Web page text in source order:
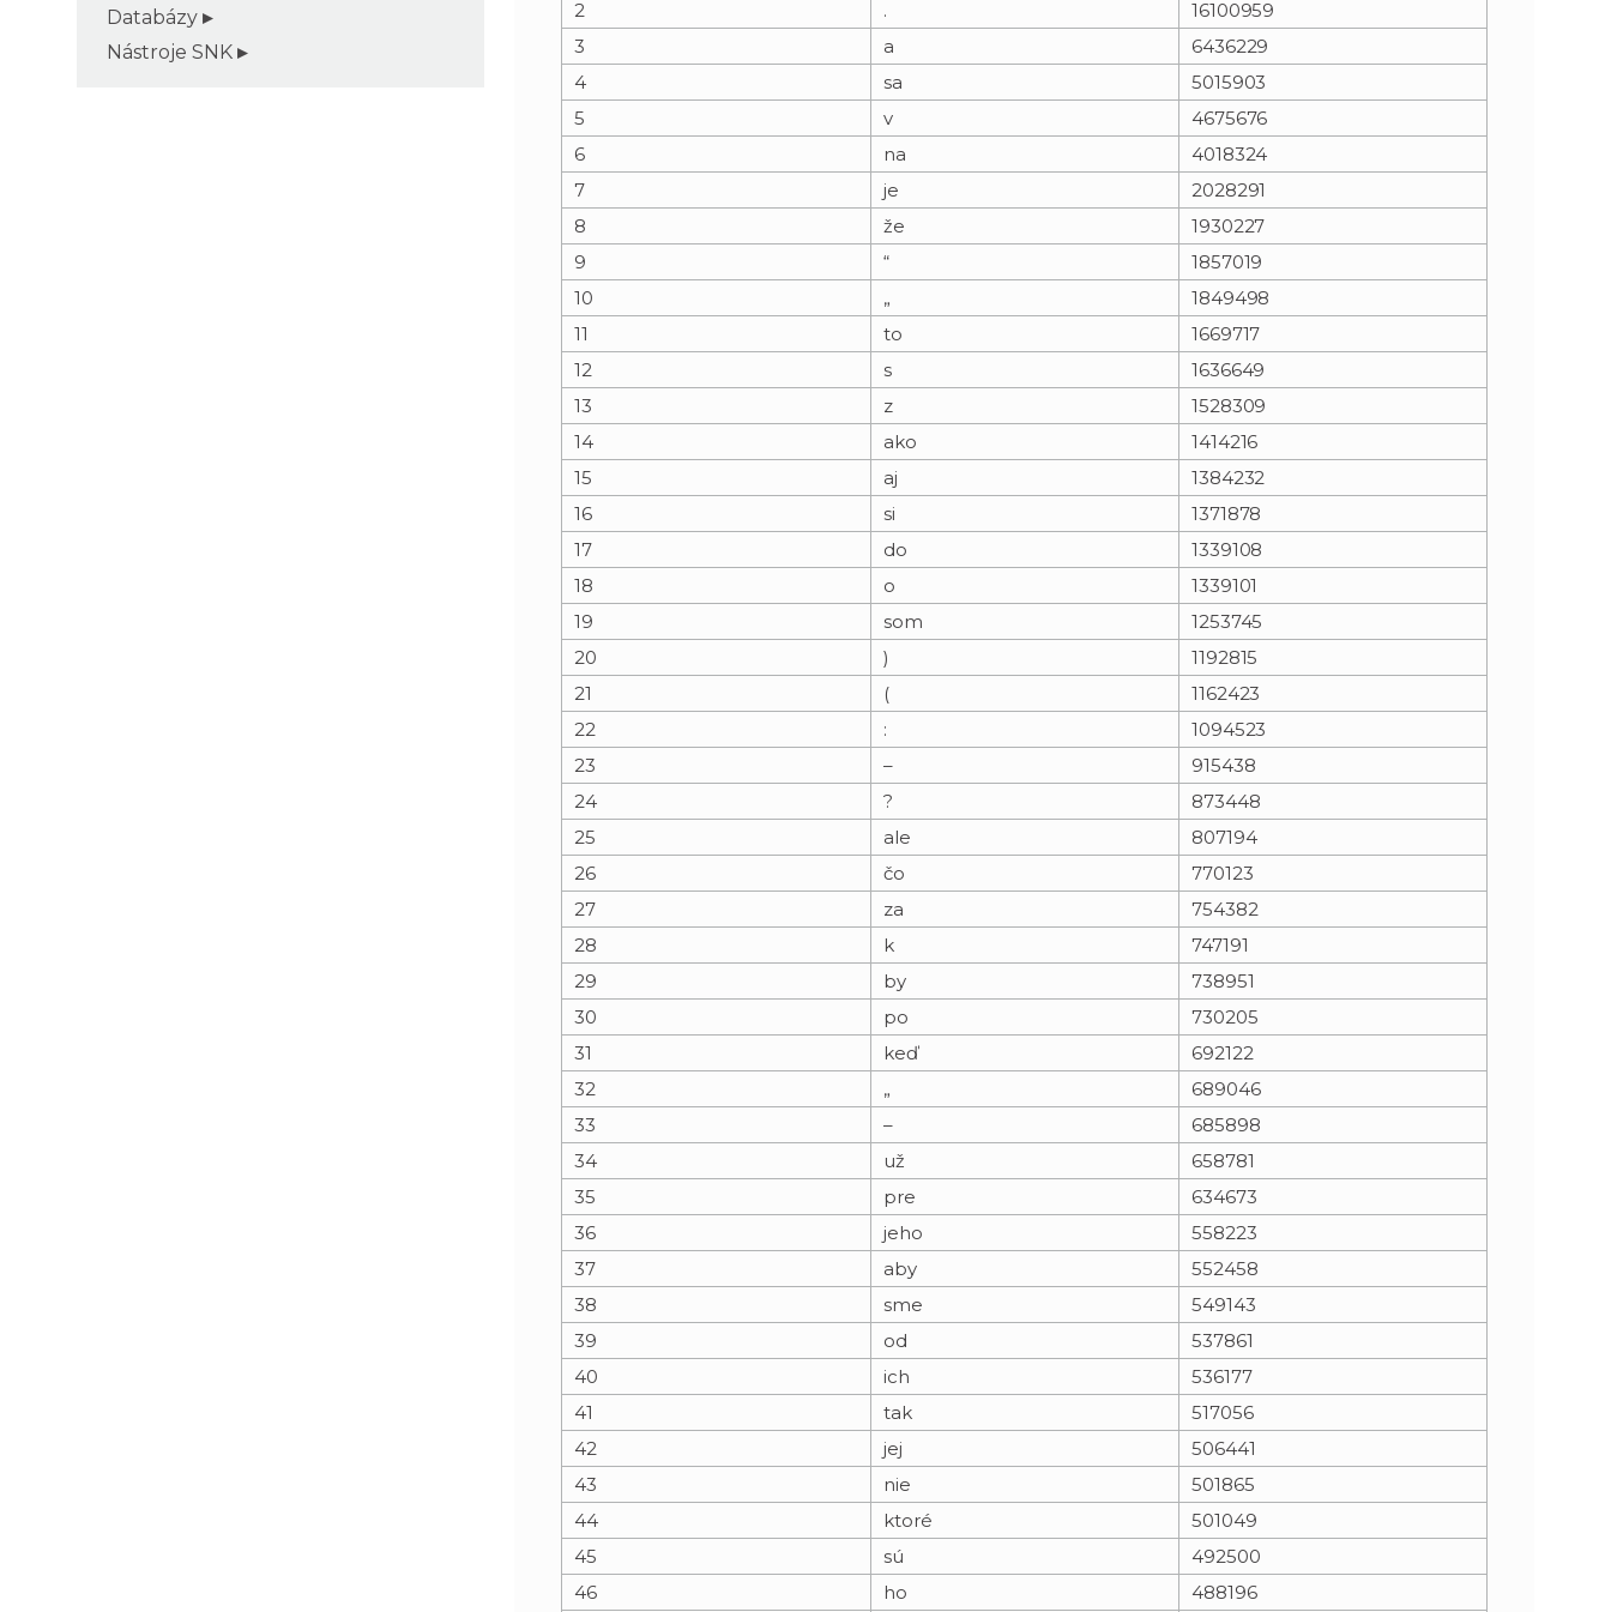
e
t
Databázy
Nástroje SNK
2
.
16100959
3
a
6436229
4
sa
5015903
5
v
4675676
6
na
4018324
7
je
2028291
8
že
1930227
9
“
1857019
10
„
1849498
11
to
1669717
12
s
1636649
13
z
1528309
14
ako
1414216
15
aj
1384232
16
si
1371878
17
do
1339108
18
o
1339101
19
som
1253745
20
)
1192815
21
(
1162423
22
:
1094523
23
–
915438
24
?
873448
25
ale
807194
26
čo
770123
27
za
754382
28
k
747191
29
by
738951
30
po
730205
31
keď
692122
32
„
689046
33
–
685898
34
už
658781
35
pre
634673
36
jeho
558223
37
aby
552458
38
sme
549143
39
od
537861
40
ich
536177
41
tak
517056
42
jej
506441
43
nie
501865
44
ktoré
501049
45
sú
492500
46
ho
488196